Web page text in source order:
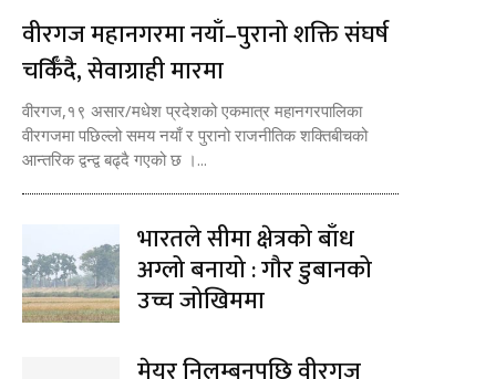
वीरगज महानगरमा नयाँ–पुरानो शक्ति संघर्ष
चर्किँदै, सेवाग्राही मारमा
वीरगज,१९ असार/मधेश प्रदेशको एकमात्र महानगरपालिका
वीरगजमा पछिल्लो समय नयाँ र पुरानो राजनीतिक शक्तिबीचको
आन्तरिक द्वन्द्व बढ्दै गएको छ ।...
भारतले सीमा क्षेत्रको बाँध
अग्लो बनायो : गौर डुबानको
उच्च जोखिममा